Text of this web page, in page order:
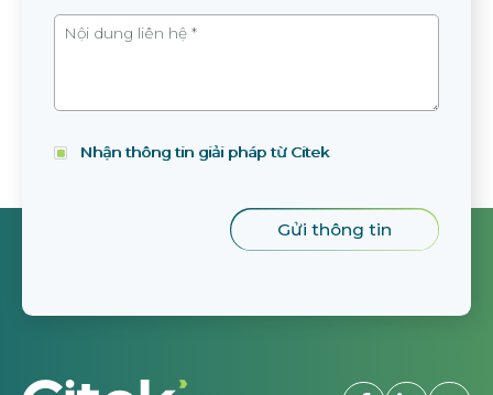
Nhận thông tin giải pháp từ Citek